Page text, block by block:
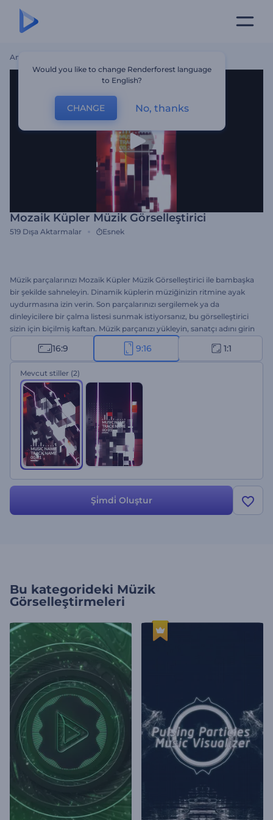
Ana Sayfa
Mozaik Küpler Müzik Görselleştirici
519 Dışa Aktarmalar Esnek
Müzik parçalarınızı Mozaik Küpler Müzik Görselleştirici ile bambaşka
bir şekilde sahneleyin. Dinamik küplerin müziğinizin ritmine ayak
uydurmasına izin verin. Son parçalarınızı sergilemek ya da
dinleyicilere bir çalma listesi sunmak istiyorsanız, bu görselleştirici
sizin için biçilmiş kaftan. Müzik parçanızı yükleyin, sanatçı adını girin
ve büyüleyici bir görsel-işitsel yolculuğa hazır olun. İndirme
sayılarını patlatmak için hemen işe koyulun!
16:9 9:16 1:1
Mevcut stiller (2)
Şi̇mdi̇ Oluştur
Bu kategorideki Müzik
Görselleştirmeleri
Would you like to change Renderforest language
to English?
CHANGE No, thanks